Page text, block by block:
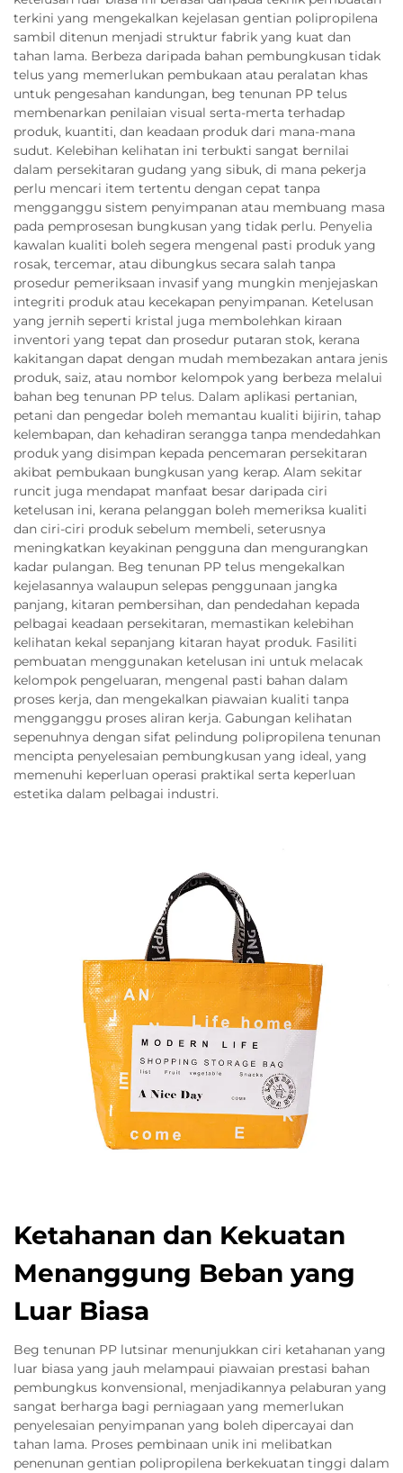
terkini yang mengekalkan kejelasan gentian polipropilena
sambil ditenun menjadi struktur fabrik yang kuat dan
tahan lama. Berbeza daripada bahan pembungkusan tidak
telus yang memerlukan pembukaan atau peralatan khas
untuk pengesahan kandungan, beg tenunan PP telus
membenarkan penilaian visual serta-merta terhadap
produk, kuantiti, dan keadaan produk dari mana-mana
sudut. Kelebihan kelihatan ini terbukti sangat bernilai
dalam persekitaran gudang yang sibuk, di mana pekerja
perlu mencari item tertentu dengan cepat tanpa
mengganggu sistem penyimpanan atau membuang masa
pada pemprosesan bungkusan yang tidak perlu. Penyelia
kawalan kualiti boleh segera mengenal pasti produk yang
rosak, tercemar, atau dibungkus secara salah tanpa
prosedur pemeriksaan invasif yang mungkin menjejaskan
integriti produk atau kecekapan penyimpanan. Ketelusan
yang jernih seperti kristal juga membolehkan kiraan
inventori yang tepat dan prosedur putaran stok, kerana
kakitangan dapat dengan mudah membezakan antara jenis
produk, saiz, atau nombor kelompok yang berbeza melalui
bahan beg tenunan PP telus. Dalam aplikasi pertanian,
petani dan pengedar boleh memantau kualiti bijirin, tahap
kelembapan, dan kehadiran serangga tanpa mendedahkan
produk yang disimpan kepada pencemaran persekitaran
akibat pembukaan bungkusan yang kerap. Alam sekitar
runcit juga mendapat manfaat besar daripada ciri
ketelusan ini, kerana pelanggan boleh memeriksa kualiti
dan ciri-ciri produk sebelum membeli, seterusnya
meningkatkan keyakinan pengguna dan mengurangkan
kadar pulangan. Beg tenunan PP telus mengekalkan
kejelasannya walaupun selepas penggunaan jangka
panjang, kitaran pembersihan, dan pendedahan kepada
pelbagai keadaan persekitaran, memastikan kelebihan
kelihatan kekal sepanjang kitaran hayat produk. Fasiliti
pembuatan menggunakan ketelusan ini untuk melacak
kelompok pengeluaran, mengenal pasti bahan dalam
proses kerja, dan mengekalkan piawaian kualiti tanpa
mengganggu proses aliran kerja. Gabungan kelihatan
sepenuhnya dengan sifat pelindung polipropilena tenunan
mencipta penyelesaian pembungkusan yang ideal, yang
memenuhi keperluan operasi praktikal serta keperluan
estetika dalam pelbagai industri.
Ketahanan dan Kekuatan
Menanggung Beban yang
Luar Biasa
Beg tenunan PP lutsinar menunjukkan ciri ketahanan yang
luar biasa yang jauh melampaui piawaian prestasi bahan
pembungkus konvensional, menjadikannya pelaburan yang
sangat berharga bagi perniagaan yang memerlukan
penyelesaian penyimpanan yang boleh dipercayai dan
tahan lama. Proses pembinaan unik ini melibatkan
penenunan gentian polipropilena berkekuatan tinggi dalam